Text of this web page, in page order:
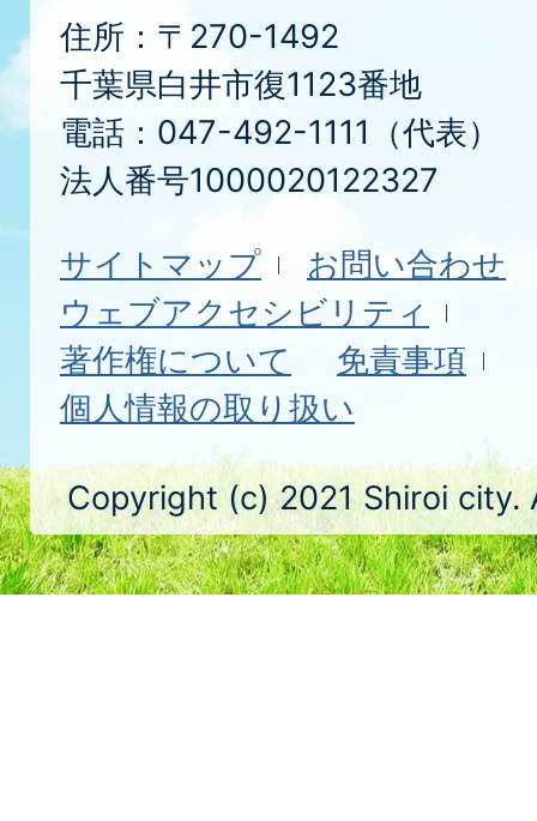
住所：〒270-1492
千葉県白井市復1123番地
電話：047-492-1111（代表）
法人番号1000020122327
サイトマップ
お問い合わせ
ウェブアクセシビリティ
著作権について
免責事項
個人情報の取り扱い
Copyright (c) 2021 Shiroi city.